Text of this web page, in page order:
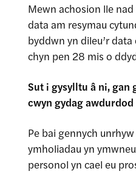
Mewn achosion lle
data am resymau
byddwn yn dileu’r
chyn pen 28 mis o
Sut i gysylltu â ni, gan
cwyn gydag
Pe bai gennych
ymholiadau yn
personol yn cael eu